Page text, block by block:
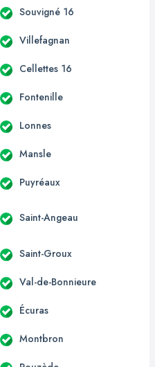
Souvigné 16
Villefagnan
Cellettes 16
Fontenille
Lonnes
Mansle
Puyréaux
Saint-Angeau
Saint-Groux
Val-de-Bonnieure
Écuras
Montbron